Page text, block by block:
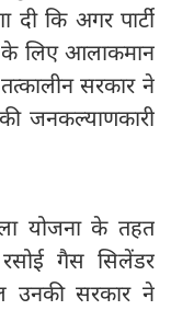
कि अगर पार्टी
के लिए आलाकमान
सरकार ने
जनकल्याणकारी
योजना के तहत
रसोई गैस सिलेंडर
उनकी सरकार ने